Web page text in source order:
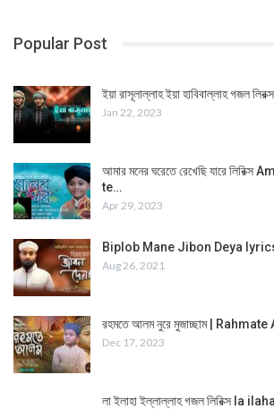
Popular Post
ইয়া রাসূলাল্লাহ ইয়া হাবিবাল্লাহ গজল
Jan 22, 2023
আমার মনের ঘরেতে রেখেছি যারে
te…
Apr 29, 2023
Biplob Mane Jibon Deya lyrics।
Aug 26, 2021
রহমতে আলম নুরে মুজাচ্ছাম | Rahmate
Dec 17, 2023
লা ইলাহা ইল্লাল্লাহ গজল লিরিক্স la